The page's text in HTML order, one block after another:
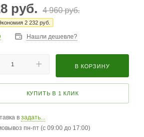
руб. 4 960руб.
2 232 руб.
Нашли дешевле?
В КОРЗИНУ
КУПИТЬ В 1 КЛИК
в задать...
пн-пт (с 09:00 до 17:00)